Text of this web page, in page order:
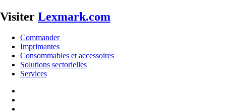
Visiter Lexmark.com
Commander
Imprimantes
Consommables et accessoires
Solutions sectorielles
Services